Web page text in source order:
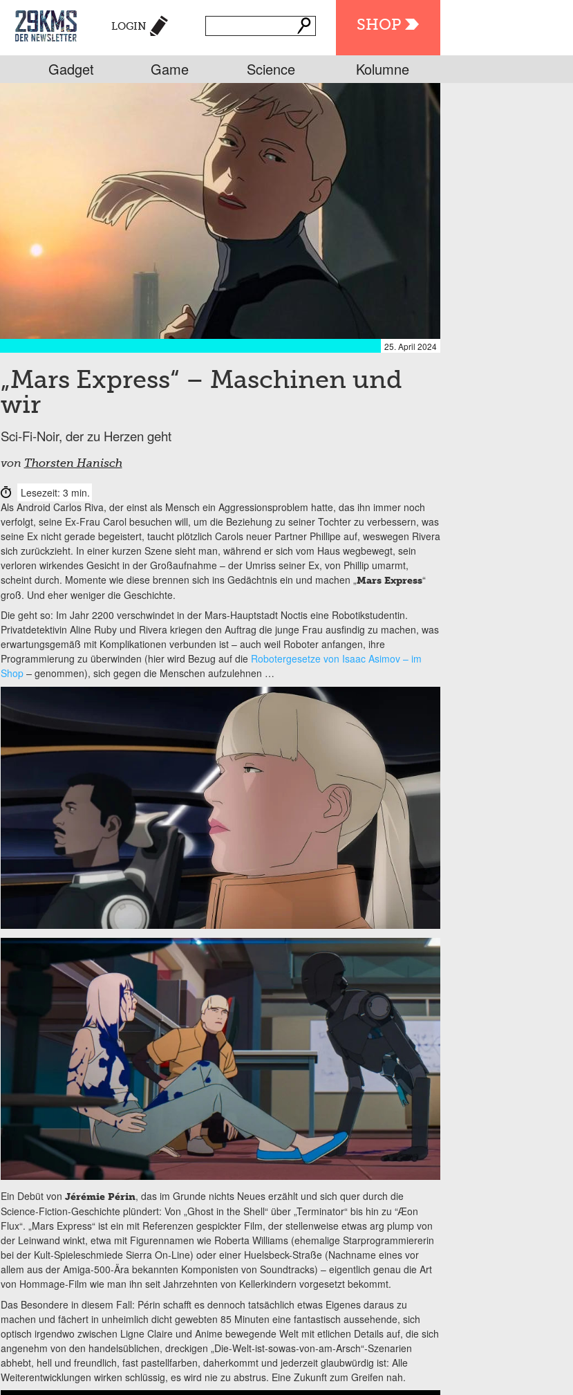
SHOP
LOGIN
Gadget Game Science Kolumne
25. April 2024
„Mars Express“ – Maschinen und
wir
Sci-Fi-Noir, der zu Herzen geht
von Thorsten Hanisch
Lesezeit: 3 min.
Als Android Carlos Riva, der einst als Mensch ein Aggressionsproblem hatte, das ihn immer noch
verfolgt, seine Ex-Frau Carol besuchen will, um die Beziehung zu seiner Tochter zu verbessern, was
seine Ex nicht gerade begeistert, taucht plötzlich Carols neuer Partner Phillipe auf, weswegen Rivera
sich zurückzieht. In einer kurzen Szene sieht man, während er sich vom Haus wegbewegt, sein
verloren wirkendes Gesicht in der Großaufnahme – der Umriss seiner Ex, von Phillip umarmt,
scheint durch. Momente wie diese brennen sich ins Gedächtnis ein und machen „Mars Express“
groß. Und eher weniger die Geschichte.
Die geht so: Im Jahr 2200 verschwindet in der Mars-Hauptstadt Noctis eine Robotikstudentin.
Privatdetektivin Aline Ruby und Rivera kriegen den Auftrag die junge Frau ausfindig zu machen, was
erwartungsgemäß mit Komplikationen verbunden ist – auch weil Roboter anfangen, ihre
Programmierung zu überwinden (hier wird Bezug auf die Robotergesetze von Isaac Asimov – im
Shop– genommen), sich gegen die Menschen aufzulehnen …
Ein Debüt von Jérémie Périn, das im Grunde nichts Neues erzählt und sich quer durch die
Science-Fiction-Geschichte plündert: Von „Ghost in the Shell“ über „Terminator“ bis hin zu “Æon
Flux“. „Mars Express“ ist ein mit Referenzen gespickter Film, der stellenweise etwas arg plump von
der Leinwand winkt, etwa mit Figurennamen wie Roberta Williams (ehemalige Starprogrammiererin
bei der Kult-Spieleschmiede Sierra On-Line) oder einer Huelsbeck-Straße (Nachname eines vor
allem aus der Amiga-500-Ära bekannten Komponisten von Soundtracks) – eigentlich genau die Art
von Hommage-Film wie man ihn seit Jahrzehnten von Kellerkindern vorgesetzt bekommt.
Das Besondere in diesem Fall: Périn schafft es dennoch tatsächlich etwas Eigenes daraus zu
machen und fächert in unheimlich dicht gewebten 85 Minuten eine fantastisch aussehende, sich
optisch irgendwo zwischen Ligne Claire und Anime bewegende Welt mit etlichen Details auf, die sich
angenehm von den handelsüblichen, dreckigen „Die-Welt-ist-sowas-von-am-Arsch“-Szenarien
abhebt, hell und freundlich, fast pastellfarben, daherkommt und jederzeit glaubwürdig ist: Alle
Weiterentwicklungen wirken schlüssig, es wird nie zu abstrus. Eine Zukunft zum Greifen nah.